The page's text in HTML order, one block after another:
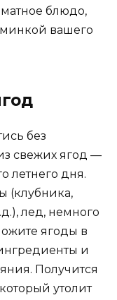
блюдо,
вашего
без
свежих ягод —
летнего дня.
(клубника,
лед, немного
ягоды в
и
Получится
утолит